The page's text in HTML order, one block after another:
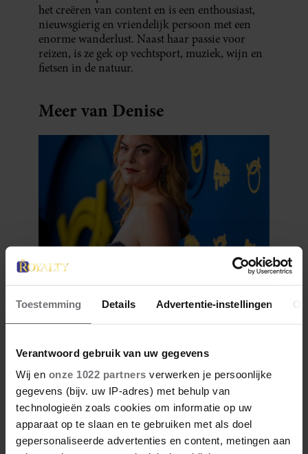
Toestemming Details Advertentie-instellingen
Verantwoord gebruik van uw gegevens
Wij en onze 1022 partners verwerken je persoonlijke
gegevens (bijv. uw IP-adres) met behulp van
technologieën zoals cookies om informatie op uw
apparaat op te slaan en te gebruiken met als doel
gepersonaliseerde advertenties en content, metingen aan
het creëren van content en is een enthousiast,
nieuwsgierig en vriendelijk persoon met een
enorme wanderlust. Naast haar passie voor
reizen, is ze gek op vechtsport, muziek, wijn en
fietsen in de natuur.
Meer van Denise
28 april 2026
DÍT ZIJN FAVORIETE
RESTAURANTS VAN ELOISE